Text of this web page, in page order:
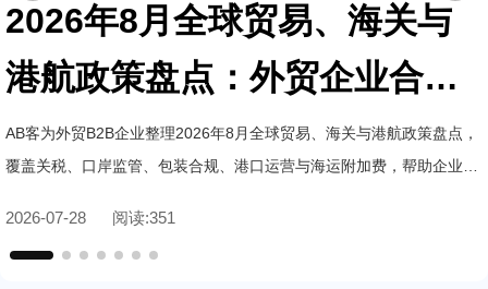
2026年8月全球贸易、海关与
港航政策盘点：外贸企业合规
应对指南
AB客为外贸B2B企业整理2026年8月全球贸易、海关与港航政策盘点，
覆盖关税、口岸监管、包装合规、港口运营与海运附加费，帮助企业快
2026-07-28 阅读:351